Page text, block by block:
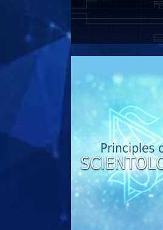
UTFORSK SERIEN